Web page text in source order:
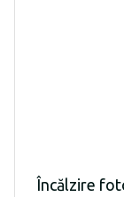
Încălzire